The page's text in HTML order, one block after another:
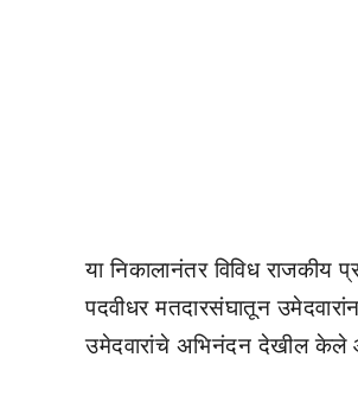
या निकालानंतर विविध राजकीय
पदवीधर मतदारसंघातून
उमेदवारांचे अभिनंदन देखील केले